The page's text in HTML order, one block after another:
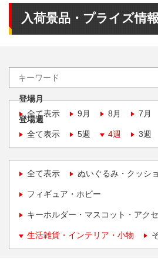
入荷景品・プライズ情報
登場月
全て表示
9月 8月 7月
登場週
全て表示
5週 4週 3週
全て表示 ぬいぐるみ・クッシ
フィギュア・ホビー
キーホルダー・マスコット・アク
生活雑貨・インテリア・小物